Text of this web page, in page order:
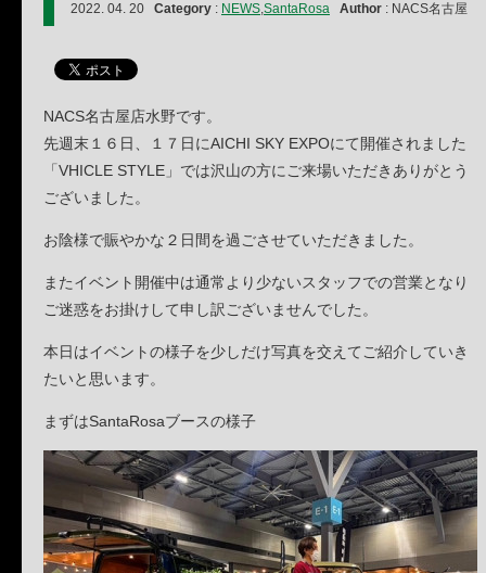
2022. 04. 20 Category : NEWS,SantaRosa Author : NACS名古屋
NACS名古屋店水野です。
先週末１６日、１７日にAICHI SKY EXPOにて開催されました
「VHICLE STYLE」では沢山の方にご来場いただきありがとう
ございました。
お陰様で賑やかな２日間を過ごさせていただきました。
またイベント開催中は通常より少ないスタッフでの営業となり
ご迷惑をお掛けして申し訳ございませんでした。
本日はイベントの様子を少しだけ写真を交えてご紹介していき
たいと思います。
まずはSantaRosaブースの様子